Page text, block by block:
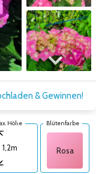
Zum nächsten Bild
& Gewinnen!
Höhe
1,2m
Blütenfarbe
Rosa